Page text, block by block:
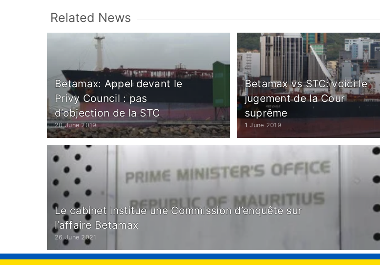
Related News
Betamax: Appel devant le
Privy Council : pas
d’objection de la STC
20 June 2019
Betamax vs STC: voici le
jugement de la Cour
suprême
1 June 2019
Le cabinet institue une Commission d’enquête sur
l’affaire Betamax
26 June 2021